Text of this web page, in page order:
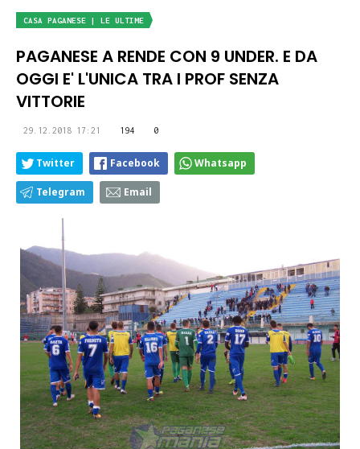
CASA PAGANESE | LE ULTIME
PAGANESE A RENDE CON 9 UNDER. E DA
OGGI E' L'UNICA TRA I PROF SENZA
VITTORIE
29.12.2018 17:21 194 0
Twitter Facebook Whatsapp
Telegram Email